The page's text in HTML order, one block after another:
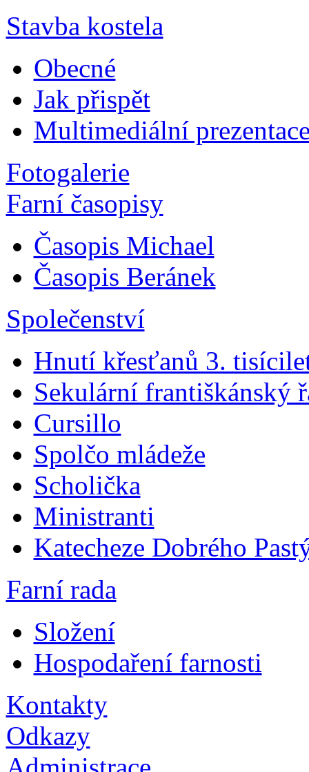
Stavba kostela
Obecné
Jak přispět
Multimediální
Fotogalerie
Farní časopisy
Časopis Michael
Časopis Beránek
Společenství
Hnutí křesťanů 3.
Sekulární františkánský
Cursillo
Spolčo mládeže
Scholička
Ministranti
Katecheze Dobrého
Farní rada
Složení
Hospodaření farnosti
Kontakty
Odkazy